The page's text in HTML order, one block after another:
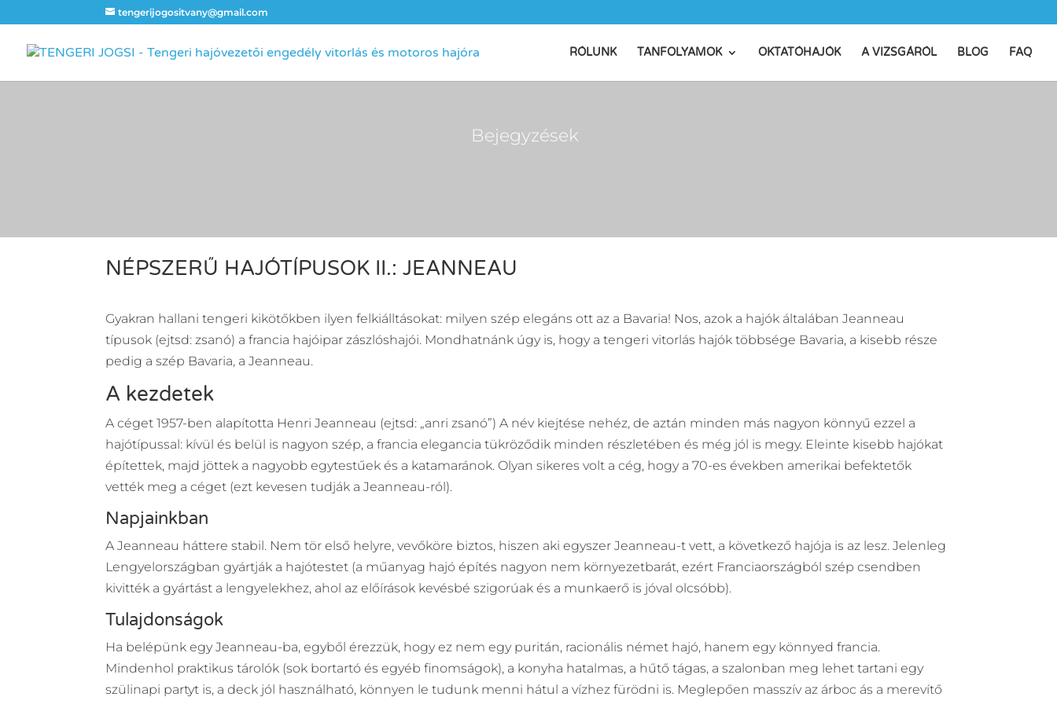
tengerijogositvany@gmail.com
RÓLUNK TANFOLYAMOK OKTATÓHAJÓK A VIZSGÁRÓL BLOG FAQ
Bejegyzések
NÉPSZERŰ HAJÓTÍPUSOK II.: JEANNEAU
Gyakran hallani tengeri kikötőkben ilyen felkiálltásokat: milyen szép elegáns ott az a Bavaria! Nos, azok a hajók általában Jeanneau
típusok (ejtsd: zsanó) a francia hajóipar zászlóshajói. Mondhatnánk úgy is, hogy a tengeri vitorlás hajók többsége Bavaria, a kisebb része
pedig a szép Bavaria, a Jeanneau.
A kezdetek
A céget 1957-ben alapította Henri Jeanneau (ejtsd: „anri zsanó”) A név kiejtése nehéz, de aztán minden más nagyon könnyű ezzel a
hajótípussal: kívül és belül is nagyon szép, a francia elegancia tükröződik minden részletében és még jól is megy. Eleinte kisebb hajókat
építettek, majd jöttek a nagyobb egytestűek és a katamaránok. Olyan sikeres volt a cég, hogy a 70-es években amerikai befektetők
vették meg a céget (ezt kevesen tudják a Jeanneau-ról).
Napjainkban
A Jeanneau háttere stabil. Nem tör első helyre, vevőköre biztos, hiszen aki egyszer Jeanneau-t vett, a következő hajója is az lesz. Jelenleg
Lengyelországban gyártják a hajótestet (a műanyag hajó építés nagyon nem környezetbarát, ezért Franciaországból szép csendben
kivitték a gyártást a lengyelekhez, ahol az előírások kevésbé szigorúak és a munkaerő is jóval olcsóbb).
Tulajdonságok
Ha belépünk egy Jeanneau-ba, egyből érezzük, hogy ez nem egy puritán, racionális német hajó, hanem egy könnyed francia.
Mindenhol praktikus tárolók (sok bortartó és egyéb finomságok), a konyha hatalmas, a hűtő tágas, a szalonban meg lehet tartani egy
szülinapi partyt is, a deck jól használható, könnyen le tudunk menni hátul a vízhez fürödni is. Meglepően masszív az árboc ás a merevítő